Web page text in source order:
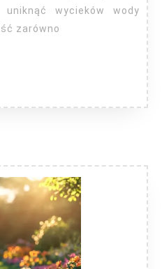
uniknąć wycieków wody
zarówno